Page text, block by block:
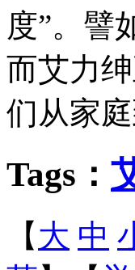
度”。譬
而艾力
们从家
Tags：
【 大 中